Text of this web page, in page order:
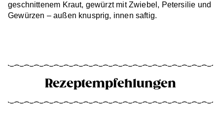
geschnittenem Kraut, gewürzt mit Zwiebel, Petersilie und
Gewürzen – außen knusprig, innen saftig.
Rezeptempfehlungen